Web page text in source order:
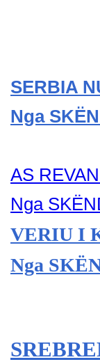
SERBIA
Nga
AS
Nga
VERIU I
Nga